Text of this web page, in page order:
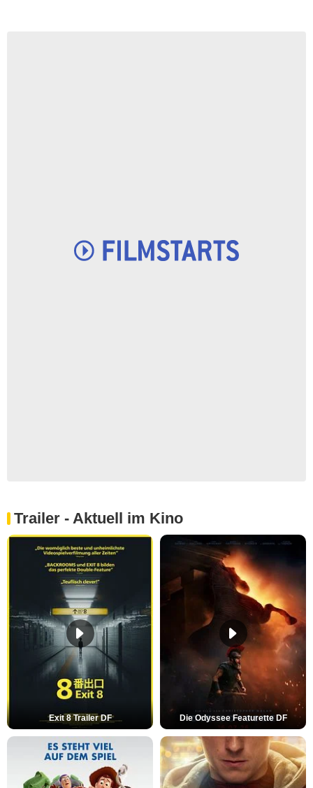
Trailer - Aktuell im Kino
Exit 8 Trailer DF Die Odyssee Featurette DF